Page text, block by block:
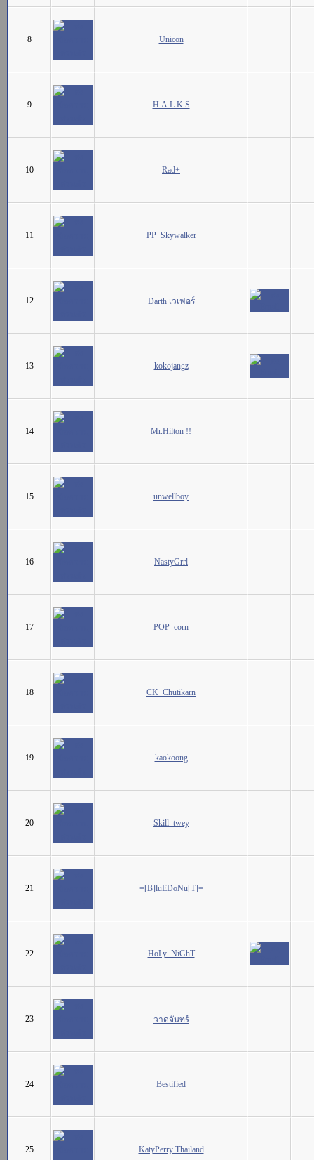
8 Unicon
9 H.A.L.K.S
10 Rad+
11 PP_Skywalker
12 Darth เวเฟอร์
13 kokojangz
14 Mr.Hilton !!
15 unwellboy
16 NastyGrrl
17 POP_corn
18 CK_Chutikarn
19 kaokoong
20 Skill_twey
21 =[B]luEDoNu[T]=
22 HoLy_NiGhT
23 วาดจันทร์
24 Bestified
25 KatyPerry Thailand